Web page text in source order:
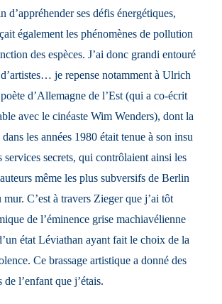
d’appréhender ses défis énergétiques,
également les phénomènes de pollution
des espèces. J’ai donc grandi entouré
je repense notamment à Ulrich
d’Allemagne de l’Est (qui a co-écrit
avec le cinéaste Wim Wenders), dont la
les années 1980 était tenue à son insu
secrets, qui contrôlaient ainsi les
même les plus subversifs de Berlin
C’est à travers Zieger que j’ai tôt
de l’éminence grise machiavélienne
état Léviathan ayant fait le choix de la
Ce brassage artistique a donné des
de l’enfant que j’étais.